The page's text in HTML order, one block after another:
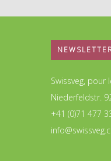
Swissveg,
Niederfeldstr.
+41 (0)71 477